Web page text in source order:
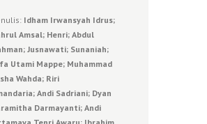
Idham Irwansyah Idrus;
Amsal; Henri; Abdul
Jusnawati; Sunaniah;
Utami Mappe; Muhammad
Wahda; Riri
Andi Sadriani; Dyan
Darmayanti; Andi